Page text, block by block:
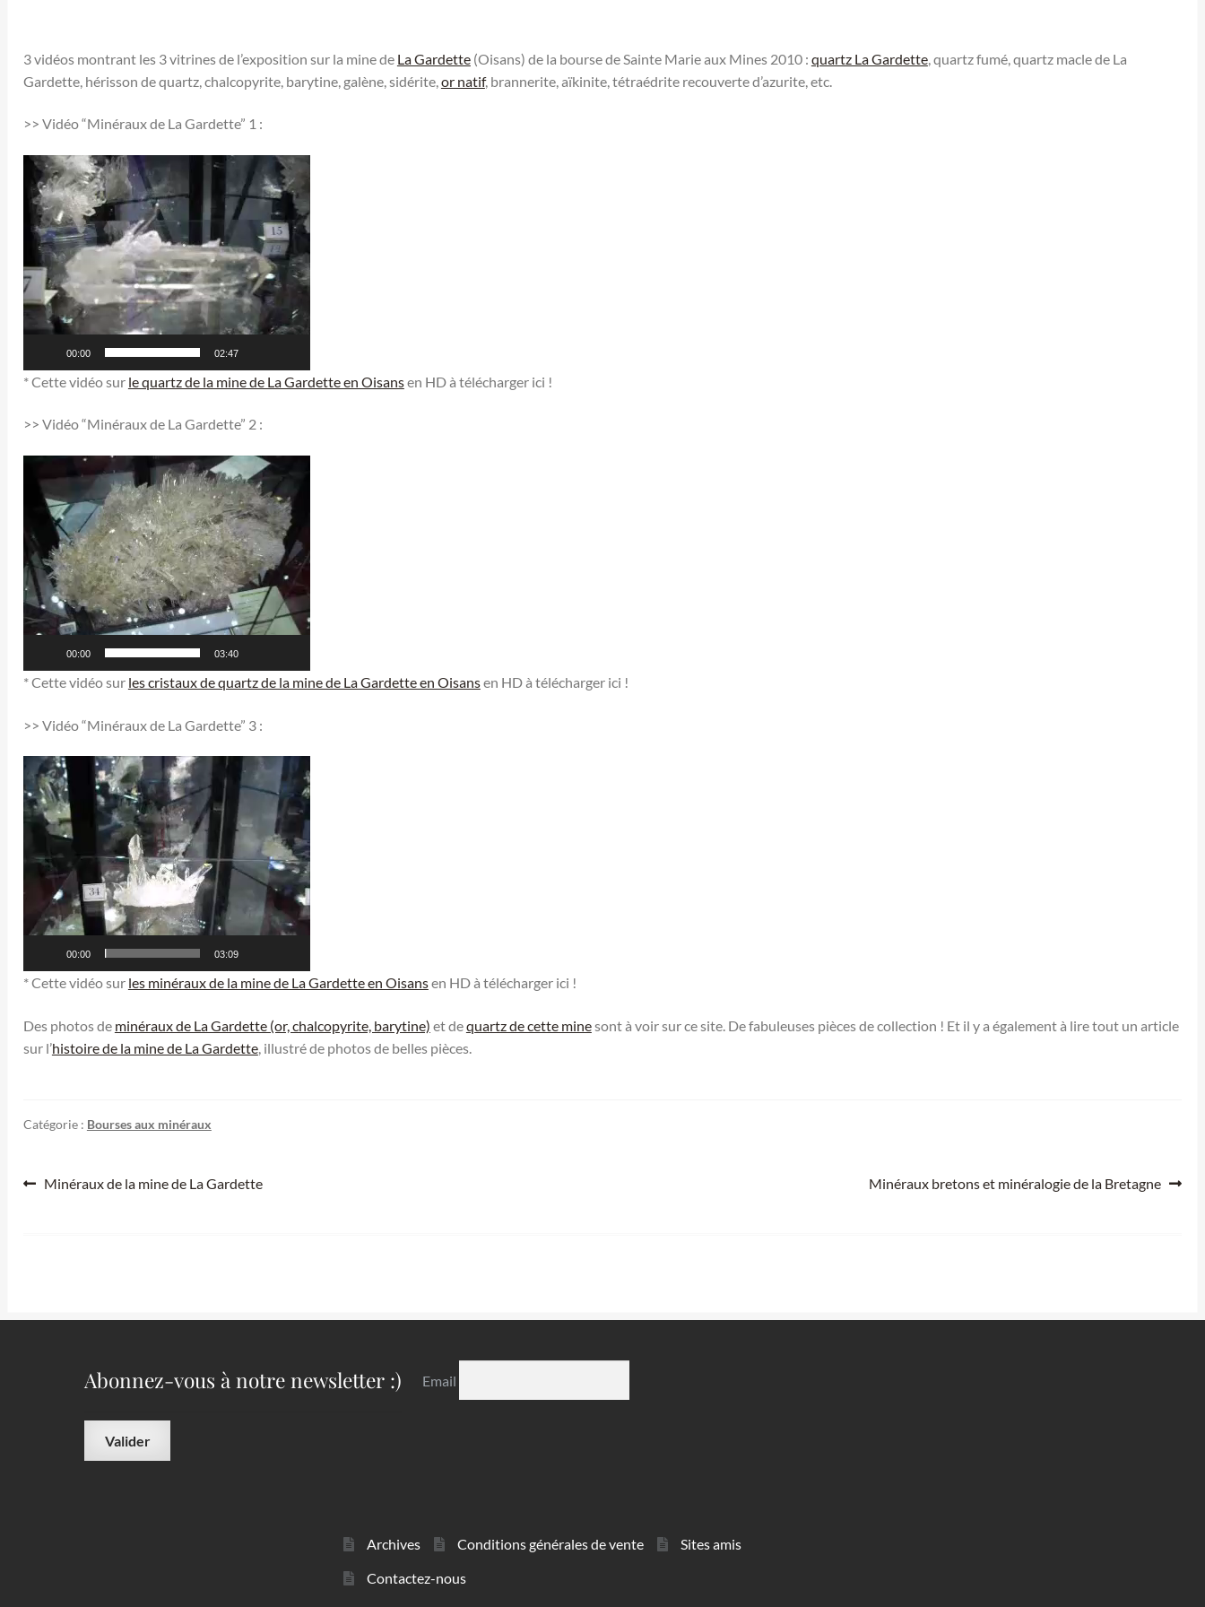
3 vidéos montrant les 3 vitrines de l’exposition sur la mine de La Gardette(Oisans) de la bourse de Sainte Marie aux Mines 2010 : quartz La Gardette, quartz fumé, quartz macle de La
Gardette, hérisson de quartz, chalcopyrite, barytine, galène, sidérite, or natif, brannerite, aïkinite, tétraédrite recouverte d’azurite, etc.
>> Vidéo “Minéraux de La Gardette” 1 :
Lecteur
vidéo
00:00 02:47
* Cette vidéo sur le quartz de la mine de La Gardette en Oisansen HD à télécharger ici !
>> Vidéo “Minéraux de La Gardette” 2 :
vidéo
00:00 03:40
* Cette vidéo sur les cristaux de quartz de la mine de La Gardette en Oisansen HD à télécharger ici !
>> Vidéo “Minéraux de La Gardette” 3 :
Lecteur
vidéo
00:00 03:09
* Cette vidéo sur les minéraux de la mine de La Gardette en Oisansen HD à télécharger ici !
Des photos de minéraux de La Gardette (or, chalcopyrite, barytine) et dequartz de cette minesont à voir sur ce site. De fabuleuses pièces de collection ! Et il y a également à lire tout un article
sur l’histoire de la mine de La Gardette, illustré de photos de belles pièces.
Catégorie : Bourses aux minéraux
Navigation
Article
Minéraux de la mine de La Gardette
Article
Minéraux bretons et minéralogie de la Bretagne
Abonnez-vous à notre newsletter :) Email
Archives Conditions générales de vente
Sites amis
Contactez-nous